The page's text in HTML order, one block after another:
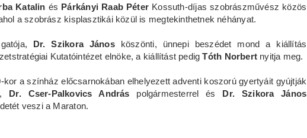
Katalin és Párkányi Raab Péter Kossuth-díjas szobrászművész közös
a szobrász kisplasztikái közül is megtekinthetnek néhányat.
Dr. Szikora Jánosköszönti, ünnepi beszédet mond a kiállítás
Kutatóintézet elnöke, a kiállítást pedigTóth Norbert nyitja meg.
a színház előcsarnokában elhelyezett adventi koszorú gyertyáit gyújtják
Dr. Cser-Palkovics András polgármesterrel és
Dr. Szikora János
veszi a Maraton.